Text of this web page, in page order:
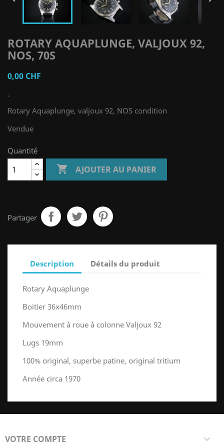
ROTARY AQUAPLUNGE, VALJOUX 92,
NOS, 70S
0,00 CHF
-
Rotary Aquaplunge, valjoux 92, NOS condition
Vendue
Quantité
 AJOUTER AU PANIER
Partager
Description Détails du produit
Rotary Aquaplunge
Boitier 36x46mm
Mouvement à roue à colonne Valjoux 92
Lugs 19mm
100% original, superbe patine, original tritium
Année circa 1970
VOTRE COMPTE 